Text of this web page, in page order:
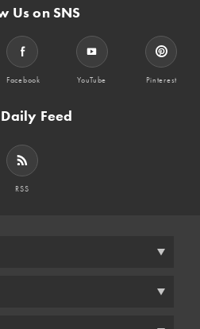
Us on SNS
Facebook YouTube Pinterest
Feed
RSS